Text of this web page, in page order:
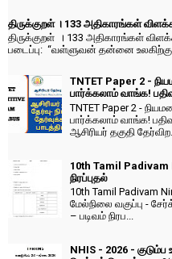
திருக்குறள் । 133 அதிகாரங்கள்
திருக்குறள் । 133 அதிகாரங்கள்
படைப்பு: “வள்ளுவன் தன்னை
TNTET Paper 2 -
பார்க்கலாம் வாங்க!
TNTET Paper 2 -
பார்க்கலாம் வாங்க!
ஆசிரியர் தகுதி
10th Tamil
நிரப்புதல்
10th Tamil Padivam
மேல்நிலை வகுப்பு -
– படிவம் நிரப...
NHIS - 2026 -